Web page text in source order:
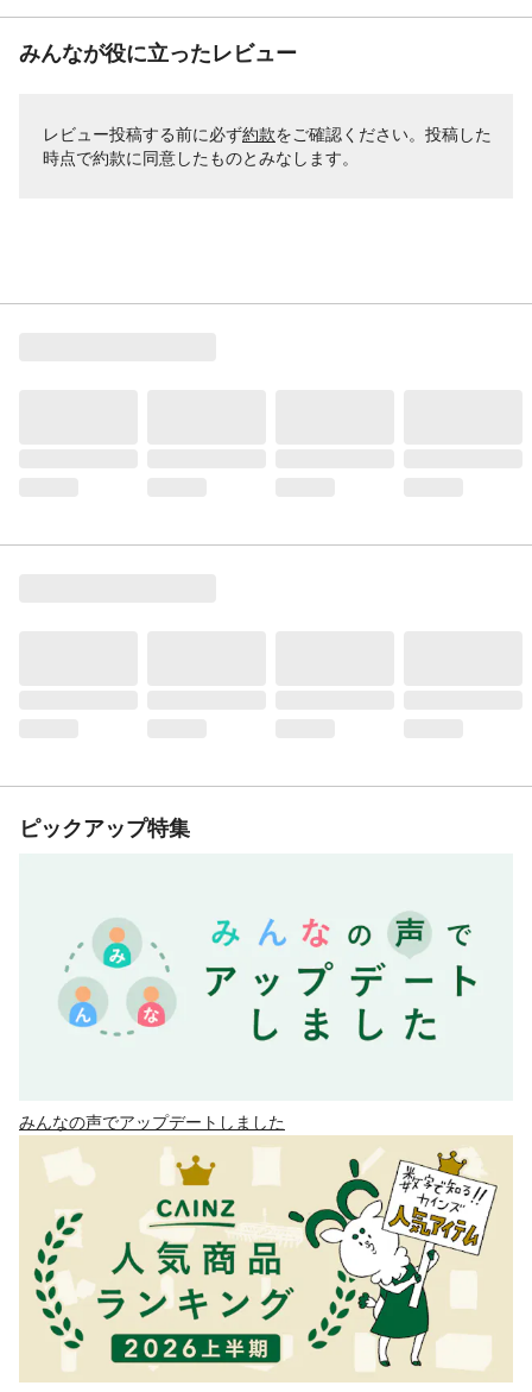
みんなが役に立ったレビュー
レビュー投稿する前に必ず約款をご確認ください。投稿した
時点で約款に同意したものとみなします。
ピックアップ特集
みんなの声でアップデートしました